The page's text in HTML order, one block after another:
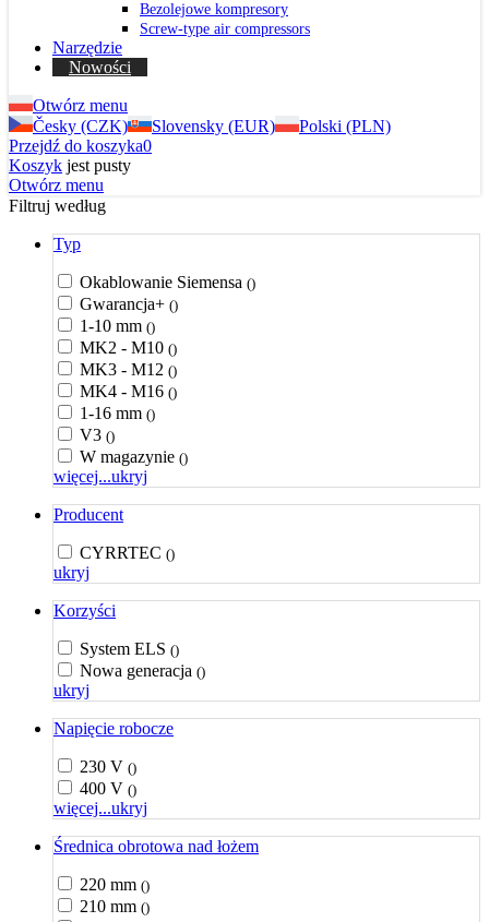
Bezolejowe kompresory
Screw-type air compressors
Narzędzie
Nowości
Otwórz menu
Česky (CZK)
Slovensky (EUR)
Polski (PLN)
Przejdź do koszyka0
Koszyk jest pusty
Otwórz menu
Filtruj według
Typ
Okablowanie Siemensa ()
Gwarancja+ ()
1-10 mm ()
MK2 - M10 ()
MK3 - M12 ()
MK4 - M16 ()
1-16 mm ()
V3 ()
W magazynie ()
więcej...ukryj
Producent
CYRRTEC ()
ukryj
Korzyści
System ELS ()
Nowa generacja ()
ukryj
Napięcie robocze
230 V ()
400 V ()
więcej...ukryj
Średnica obrotowa nad łożem
220 mm ()
210 mm ()